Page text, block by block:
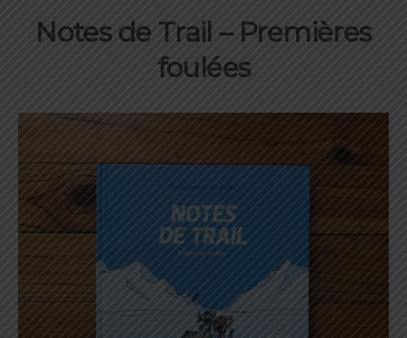
Notes de Trail– Premières
foulées